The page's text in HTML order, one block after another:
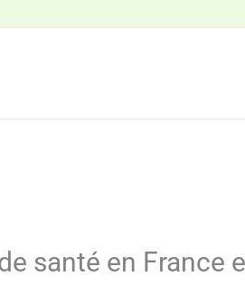
santé en France